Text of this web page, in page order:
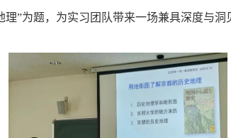
”为题，为实习团队带来一场兼具深度与洞